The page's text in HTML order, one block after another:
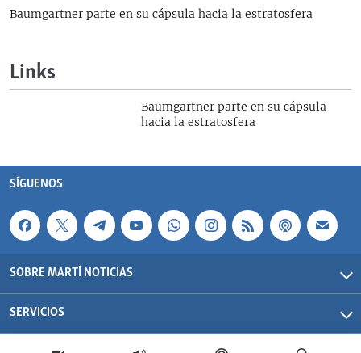
Baumgartner parte en su cápsula hacia la estratosfera
Links
Baumgartner parte en su cápsula
hacia la estratosfera
SÍGUENOS
SOBRE MARTÍ NOTICIAS
SERVICIOS